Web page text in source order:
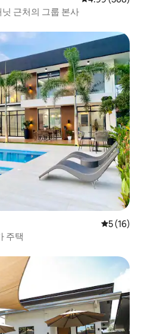
근처의 그룹 본사
평점 5점
5 (16)
주택